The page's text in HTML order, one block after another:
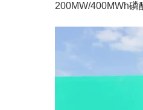
200MW/400MWh